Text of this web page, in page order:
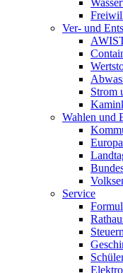
Ver- und
Strom
Wahlen und
Service